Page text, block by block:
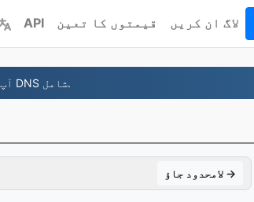
API قیمتوں کا تعین لاگ ان کریں
آپ کا ڈومین، ٹھیک کیا. مفت پرائیویٹی اور DNS شامل.
لامحدود جاؤ →